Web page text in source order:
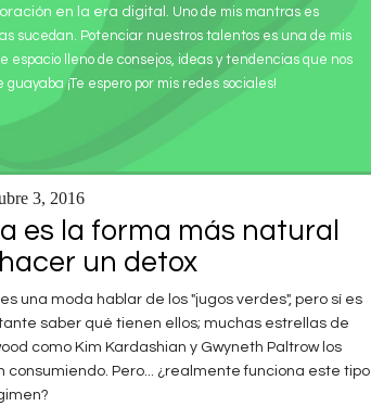
en la era digital. Uno de mis mantras es
sucedan. Potenciar nuestros talentos es una de mis
lleno de consejos, ideas y tendencias que nos
¡Te espero por mis redes sociales!
3, 2016
es la forma más natural
un detox
una moda hablar de los "jugos verdes", pero sí es
saber qué tienen ellos; muchas estrellas de
como Kim Kardashian y Gwyneth Paltrow los
consumiendo. Pero... ¿realmente funciona este tipo